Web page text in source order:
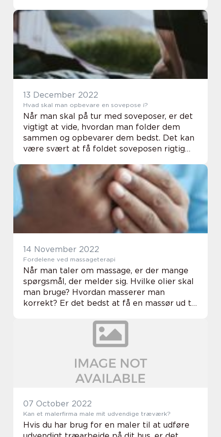
eksisterende systemer til både boliger o...
13 December 2022
Hvad skal man opbevare en sovepose i?
Når man skal på tur med soveposer, er det
vigtigt at vide, hvordan man folder dem
sammen og opbevarer dem bedst. Det kan
være svært at få foldet soveposen rigtig
hvordan du gør. Vi vil også fortælle dig, ...
14 November 2022
Fordelene ved massageterapi
Når man taler om massage, er der mange
spørgsmål, der melder sig. Hvilke olier skal
man bruge? Hvordan masserer man
korrekt? Er det bedst at få en massør ud til
professionel massageklinik? Og kan man
07 October 2022
Kan et malerfirma male mit udvendige træværk?
Hvis du har brug for en maler til at udføre